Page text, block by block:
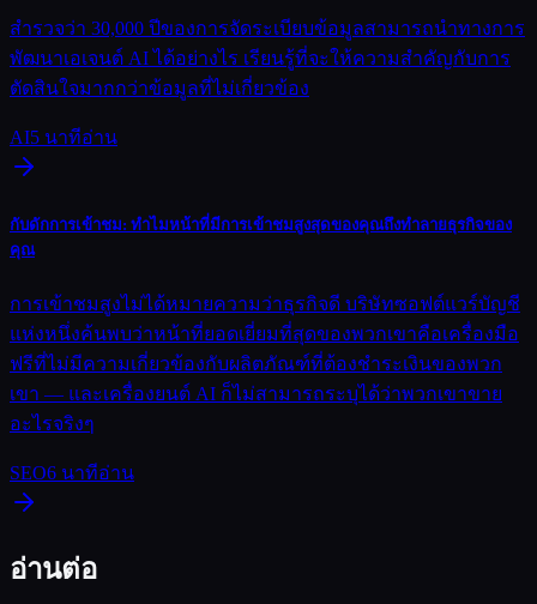
สำรวจว่า 30,000 ปีของการจัดระเบียบข้อมูลสามารถนำทางการ
พัฒนาเอเจนต์ AI ได้อย่างไร เรียนรู้ที่จะให้ความสำคัญกับการ
ตัดสินใจมากกว่าข้อมูลที่ไม่เกี่ยวข้อง
AI5 นาทีอ่าน
กับดักการเข้าชม: ทำไมหน้าที่มีการเข้าชมสูงสุดของคุณถึงทำลายธุรกิจของ
คุณ
การเข้าชมสูงไม่ได้หมายความว่าธุรกิจดี บริษัทซอฟต์แวร์บัญชี
แห่งหนึ่งค้นพบว่าหน้าที่ยอดเยี่ยมที่สุดของพวกเขาคือเครื่องมือ
ฟรีที่ไม่มีความเกี่ยวข้องกับผลิตภัณฑ์ที่ต้องชำระเงินของพวก
เขา — และเครื่องยนต์ AI ก็ไม่สามารถระบุได้ว่าพวกเขาขาย
อะไรจริงๆ
SEO6 นาทีอ่าน
อ่านต่อ